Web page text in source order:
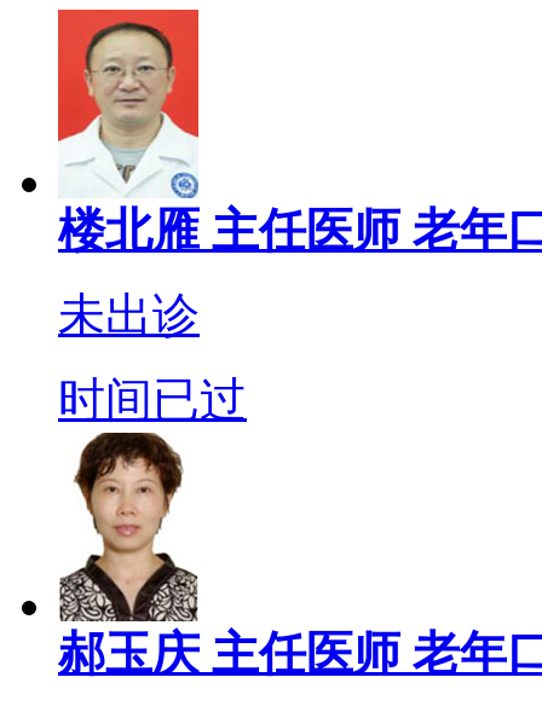
楼北雁 主任医师 老年
未出诊
时间已过
郝玉庆 主任医师 老年